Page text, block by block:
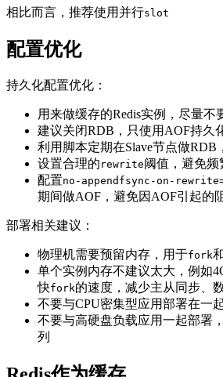
相比而言，推荐使用并行slot
配置优化
持久化配置优化：
用来做缓存的Redis实例，尽量不
建议关闭RDB，只使用AOF持久
利用脚本定期在Slave节点做RDB
设置合理的 rewrite阈值，避免频
配置no-appendfsync-on-
期间做AOF，避免因AOF引起的
部署相关建议：
物理机需要预留内存，用于fork
单个实例内存不建议太大，例如
快fork的速度，减少主从同步、
不要与CPU密集型应用部署在一
不要与高硬盘负载应用一起部署
列